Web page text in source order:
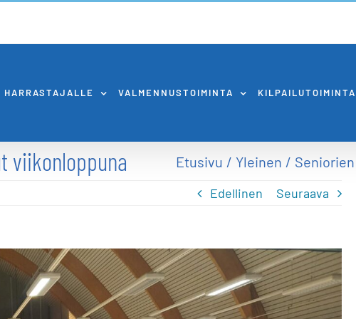
HARRASTAJALLE VALMENNUSTOIMINTA KILPAILUTOIMINTA
viikonloppuna Etusivu Yleinen
Edellinen Seuraava